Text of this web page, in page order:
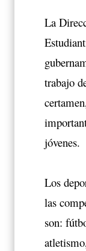
La
trabajo
jóvenes.
Los
las
son: